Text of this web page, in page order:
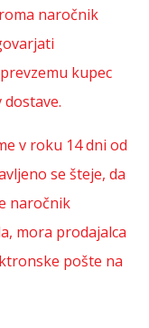
naročnik
kupec
v roku 14 dni od
se šteje, da
naročnik
mora prodajalca
pošte na